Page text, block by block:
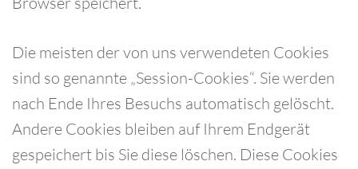
Die meisten der von uns verwendeten Cookies
sind so genannte „Session-Cookies“. Sie werden
nach Ende Ihres Besuchs automatisch gelöscht.
Andere Cookies bleiben auf Ihrem Endgerät
gespeichert bis Sie diese löschen. Diese Cookies